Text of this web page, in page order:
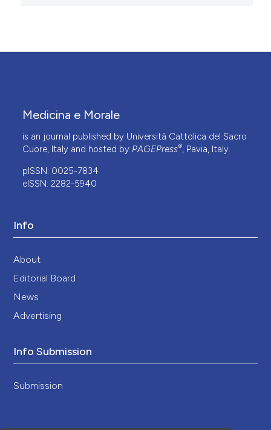
Medicina e Morale
is an journal published by Università Cattolica del Sacro
Cuore, Italy and hosted by PAGEPress®, Pavia, Italy.
pISSN: 0025-7834
eISSN: 2282-5940
Info
About
Editorial Board
News
Advertising
Info Submission
Submission